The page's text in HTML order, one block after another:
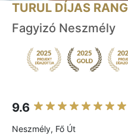
TURUL DÍJAS
Fagyizó Neszmély
9.6
Neszmély, Fő Út